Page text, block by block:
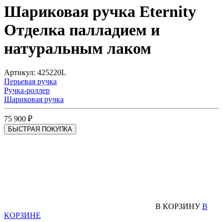
Шариковая ручка Eternity
Отделка палладием и
натуральным лаком
Артикул: 425220L
Перьевая ручка
Ручка-роллер
Шариковая ручка
75 900 ₽
БЫСТРАЯ ПОКУПКА
В КОРЗИНУ В
КОРЗИНЕ